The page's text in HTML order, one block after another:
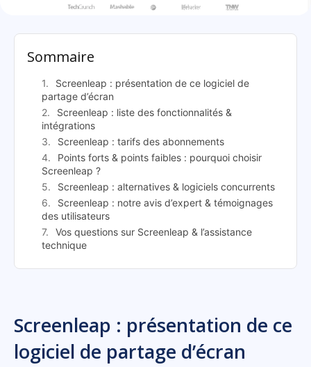
Screenleap: présentation
Sommaire
Screenleap : présentation de ce logiciel de
partage d’écran
Screenleap : liste des fonctionnalités &
intégrations
Screenleap : tarifs des abonnements
Points forts & points faibles : pourquoi choisir
Screenleap ?
Screenleap : alternatives & logiciels concurrents
Screenleap : notre avis d’expert & témoignages
des utilisateurs
Vos questions sur Screenleap & l’assistance
technique
Screenleap : présentation de ce
logiciel de partage d’écran